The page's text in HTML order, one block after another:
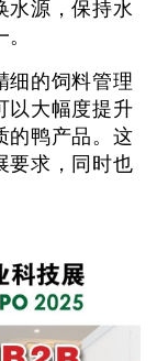
水源，保持水
细的饲料管理
以大幅度提升
的鸭产品。这
要求，同时也